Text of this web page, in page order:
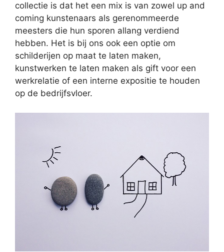
collectie is dat het een mix is van zowel up and
coming kunstenaars als gerenommeerde
meesters die hun sporen allang verdiend
hebben. Het is bij ons ook een optie om
schilderijen op maat te laten maken,
kunstwerken te laten maken als gift voor een
werkrelatie of een interne expositie te houden
op de bedrijfsvloer.